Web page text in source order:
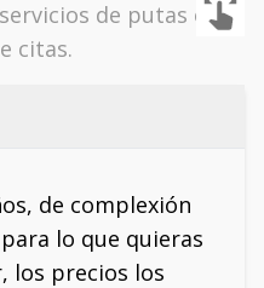
de putas en
citas.
de complexión
lo que quieras
los precios los